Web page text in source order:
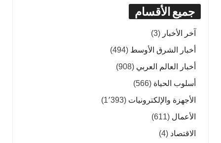
جميع الأقسام
آخر الأخبار (3)
أخبار الشرق الأوسط (494)
أخبار العالم العربي (908)
أسلوب الحياة (566)
الأجهزة والإلكترونيات (1٬393)
الأعمال (611)
الاقتصاد (4)